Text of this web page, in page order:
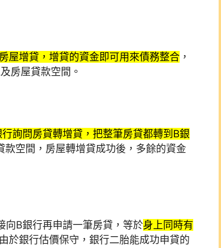
屋增貸，增貸的資金即可用來債務整合 ，
房屋貸款空間。
詢問房貸轉增貸，把整筆房貸都轉到B銀
款空間，房屋轉增貸成功後，多餘的資金
向B銀行再申請一筆房貸，等於身上同時有
於銀行估價保守，銀行二胎能成功申貸的